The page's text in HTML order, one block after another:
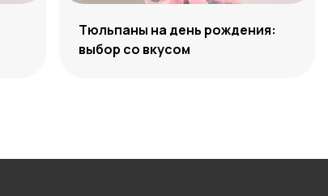
Тюльпаны на день рождения:
выбор со вкусом